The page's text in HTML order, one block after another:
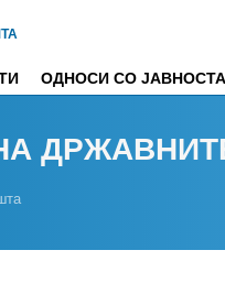
ОДНОСИ СО ЈАВНОСТА